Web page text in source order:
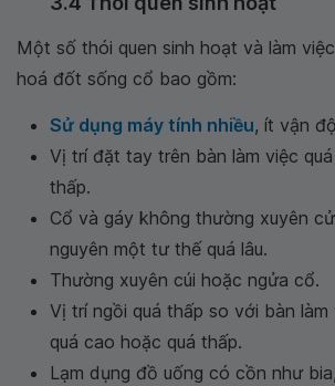
Một số thói quen sinh hoạt và làm
hoá đốt sống cổ bao gồm:
Sử dụng máy tính nhiều, ít vận
Vị trí đặt tay trên bàn làm việc
thấp.
Cổ và gáy không thường xuyên
nguyên một tư thế quá lâu.
Thường xuyên cúi hoặc ngửa cổ.
Vị trí ngồi quá thấp so với bàn làm
quá cao hoặc quá thấp.
Lạm dụng đồ uống có cồn như